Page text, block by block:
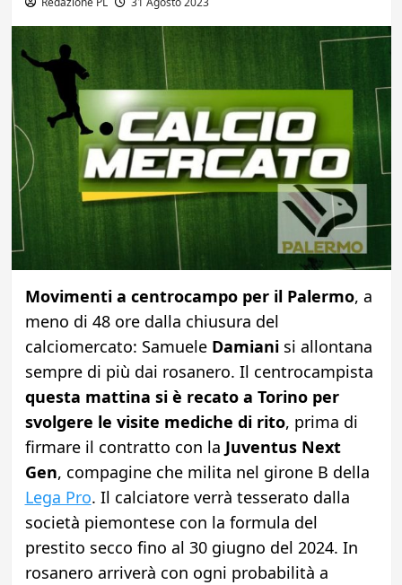
Movimenti a centrocampo per il Palermo, a
meno di 48 ore dalla chiusura del
calciomercato: Samuele Damianisi allontana
sempre di più dai rosanero. Il centrocampista
questa mattina si è recato a Torino per
svolgere le visite mediche di rito, prima di
firmare il contratto con la Juventus Next
Gen, compagine che milita nel girone B della
Lega Pro. Il calciatore verrà tesserato dalla
società piemontese con la formula del
prestito secco fino al 30 giugno del 2024. In
rosanero arriverà con ogni probabilità a